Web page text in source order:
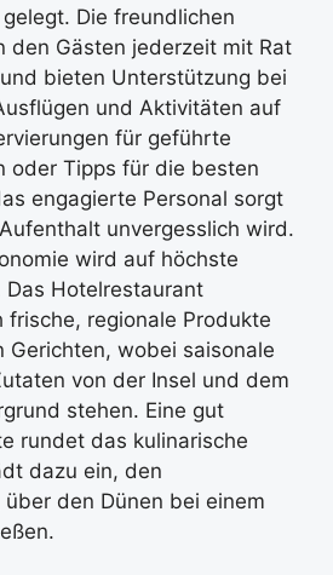
Die freundlichen
den Gästen jederzeit mit Rat
bieten Unterstützung bei
und Aktivitäten auf
für geführte
oder Tipps für die besten
engagierte Personal sorgt
unvergesslich wird.
wird auf höchste
Hotelrestaurant
regionale Produkte
Gerichten, wobei saisonale
von der Insel und dem
stehen. Eine gut
rundet das kulinarische
dazu ein, den
den Dünen bei einem